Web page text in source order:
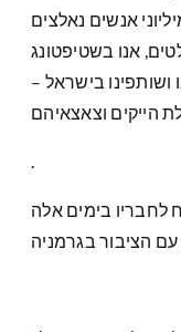
אנשים נאלצים
אנו בשטיפטונג
ושותפינו בישראל –
.
לחבריו בימים אלה